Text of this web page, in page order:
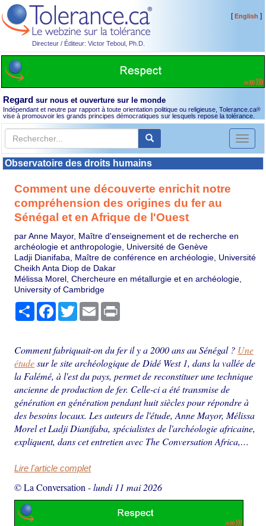
Directeur / Éditeur: Victor Teboul, Ph.D.
[English ]
Regard sur nous et ouverture sur le monde
Indépendant et neutre par rapport à toute orientation politique ou religieuse, Tolerance.ca®
vise à promouvoir les grands principes démocratiques sur lesquels repose la tolérance.
Toggle
Observatoire des droits humains
Comment une découverte enrichit notre
compréhension des origines du fer au
Sénégal et en Afrique de l'Ouest
par Anne Mayor, Maître d'enseignement et de recherche en
archéologie et anthropologie, Université de Genève
Ladji Dianifaba, Maître de conférence en archéologie, Université
Cheikh Anta Diop de Dakar
Mélissa Morel, Chercheure en métallurgie et en archéologie,
University of Cambridge
PartagerFacebook
TwitterEmail
Comment fabriquait-on du fer il y a 2000 ans au Sénégal ? Une
étudesur le site archéologique de Didé West 1, dans la vallée de
la Falémé, à l'est du pays, permet de reconstituer une technique
ancienne de production de fer. Celle-ci a été transmise de
génération en génération pendant huit siècles pour répondre à
des besoins locaux. Les auteurs de l'étude, Anne Mayor, Mélissa
Morel et Ladji Dianifaba, spécialistes de l'archéologie africaine,
expliquent, dans cet entretien avec The Conversation Africa,…
Lire l'article complet
© La Conversation -lundi 11 mai 2026